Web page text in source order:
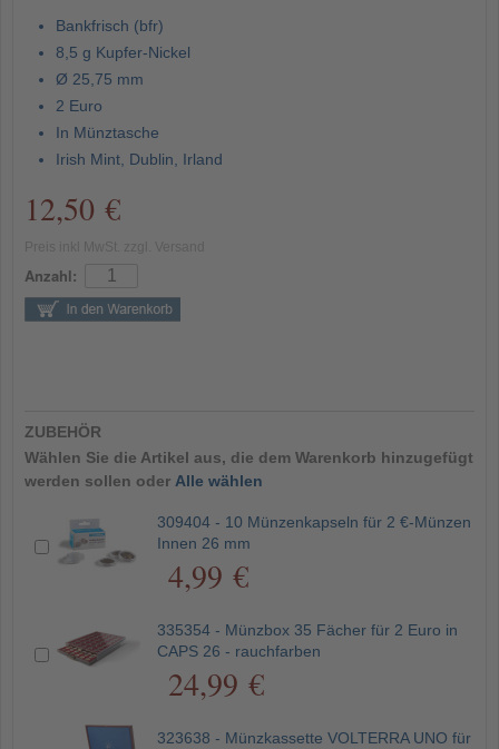
Bankfrisch (bfr)
8,5 g Kupfer-Nickel
Ø 25,75 mm
2 Euro
In Münztasche
Irish Mint, Dublin, Irland
12,50 €
Anzahl:
ZUBEHÖR
Wählen Sie die Artikel aus, die dem Warenkorb hinzugefügt
werden sollen oder Alle wählen
309404 - 10 Münzenkapseln für 2 €-Münzen
Innen 26 mm
4,99 €
335354 - Münzbox 35 Fächer für 2 Euro in
CAPS 26 - rauchfarben
24,99 €
323638 - Münzkassette VOLTERRA UNO für